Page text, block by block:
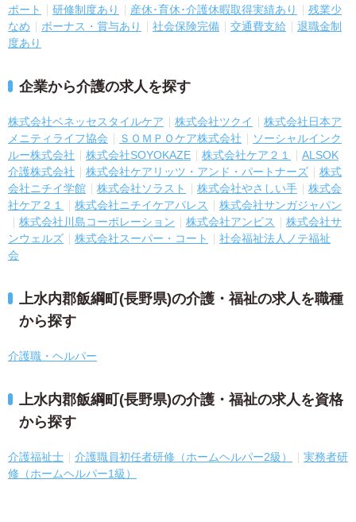
ポート
研修制度あり 産休･育休･介護休暇取得実績あり
残業少
なめ
ボーナス・賞与あり 社会保険完備 交通費支給
退職金制
度あり
企業から介護の求人を探す
株式会社ベネッセスタイルケア 株式会社ツクイ
株式会社日本ア
メニティライフ協会
ＳＯＭＰＯケア株式会社
ソーシャルインク
ルー株式会社
株式会社SOYOKAZE 株式会社ケア２１
ALSOK
介護株式会社
株式会社ケアリッツ・アンド・パートナーズ
株式
会社ニチイ学館
株式会社ソラスト 株式会社やさしい手
株式会
社ケア２１
株式会社ニチイケアパレス
株式会社サンガジャパン
株式会社川島コーポレーション
株式会社アンビス
株式会社サ
ンウェルズ
株式会社スーパー・コート
社会福祉法人ノテ福祉
会
上水内郡飯綱町(長野県)の介護・福祉の求人を職種
から探す
介護職・ヘルパー
上水内郡飯綱町(長野県)の介護・福祉の求人を資格
から探す
介護福祉士 介護職員初任者研修（ホームヘルパー2級）
実務者研
修（ホームヘルパー1級）